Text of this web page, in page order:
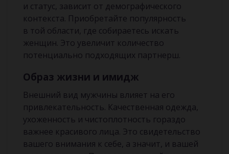
и статус, зависит от демографического
контекста. Приобретайте популярность
в той области, где собираетесь искать
женщин. Это увеличит количество
потенциально подходящих партнерш.
Образ жизни и имидж
Внешний вид мужчины влияет на его
привлекательность. Качественная одежда,
ухоженность и чистоплотность гораздо
важнее красивого лица. Это свидетельство
вашего внимания к себе, а значит, и вашей